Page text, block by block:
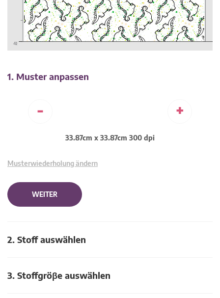
1. Muster anpassen
- +
33.87cm x 33.87cm 300 dpi
Musterwiederholung ändern
WEITER
2. Stoff auswählen
3. Stoffgröβe auswählen